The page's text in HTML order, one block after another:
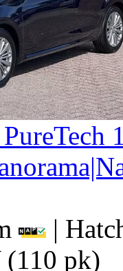
|
pk)